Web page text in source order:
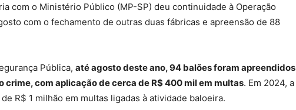
com o Ministério Público (MP-SP) deu continuidade à Operação
com o fechamento de outras duas fábricas e apreensão de 88
Pública, até agosto deste ano, 94 balões foram apreendidos
crime, com aplicação de cerca de R$ 400 mil em multas. Em 2024, a
R$ 1 milhão em multas ligadas à atividade baloeira.